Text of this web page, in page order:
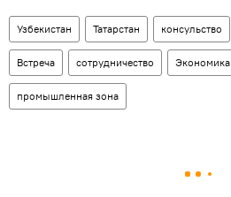
Узбекистан Татарстан консульство
Встреча сотрудничество Экономика
промышленная зона